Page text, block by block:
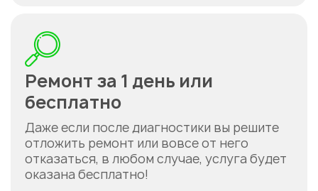
Ремонт за 1 день или
бесплатно
Даже если после диагностики вы решите
отложить ремонт или вовсе от него
отказаться, в любом случае, услуга будет
оказана бесплатно!